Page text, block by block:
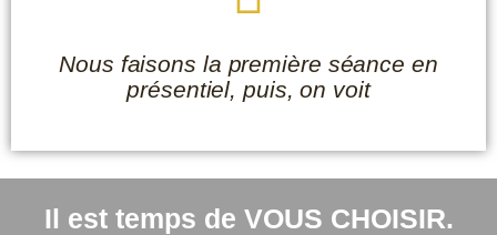
Nous faisons la première séance en
présentiel, puis, on voit
Il est temps de VOUS CHOISIR.